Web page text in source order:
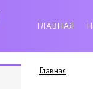
ГЛАВНАЯ
Вы здесь
Главная